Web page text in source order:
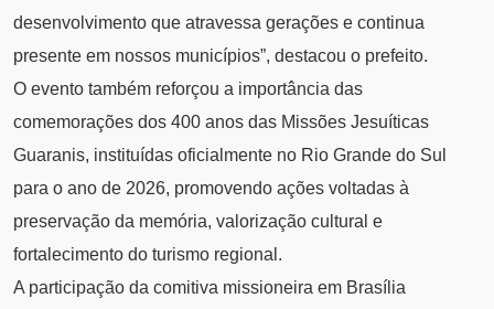
desenvolvimento que atravessa gerações e continua
presente em nossos municípios”, destacou o prefeito.
O evento também reforçou a importância das
comemorações dos 400 anos das Missões Jesuíticas
Guaranis, instituídas oficialmente no Rio Grande do Sul
para o ano de 2026, promovendo ações voltadas à
preservação da memória, valorização cultural e
fortalecimento do turismo regional.
A participação da comitiva missioneira em Brasília